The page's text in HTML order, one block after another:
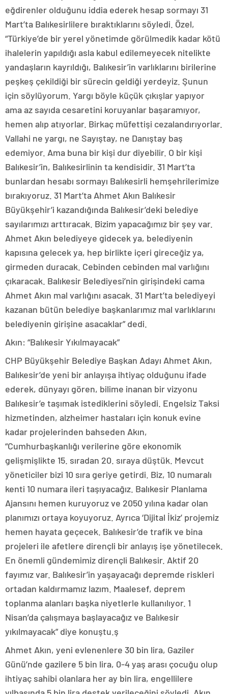
eğdirenler olduğunu iddia ederek hesap sormayı 31
Mart’ta Balıkesirlilere bıraktıklarını söyledi. Özel,
“Türkiye’de bir yerel yönetimde görülmedik kadar kötü
ihalelerin yapıldığı asla kabul edilemeyecek nitelikte
yandaşların kayrıldığı, Balıkesir’in varlıklarını birilerine
peşkeş çekildiği bir sürecin geldiği yerdeyiz. Şunun
için söylüyorum. Yargı böyle küçük çıkışlar yapıyor
ama az sayıda cesaretini koruyanlar başaramıyor,
hemen alıp atıyorlar. Birkaç müfettişi cezalandırıyorlar.
Vallahi ne yargı, ne Sayıştay, ne Danıştay baş
edemiyor. Ama buna bir kişi dur diyebilir. O bir kişi
Balıkesir’in, Balıkesirlinin ta kendisidir. 31 Mart’ta
bunlardan hesabı sormayı Balıkesirli hemşehrilerimize
bırakıyoruz. 31 Mart’ta Ahmet Akın Balıkesir
Büyükşehir’i kazandığında Balıkesir’deki belediye
sayılarımızı arttıracak. Bizim yapacağımız bir şey var.
Ahmet Akın belediyeye gidecek ya, belediyenin
kapısına gelecek ya, hep birlikte içeri gireceğiz ya,
girmeden duracak. Cebinden cebinden mal varlığını
çıkaracak. Balıkesir Belediyesi’nin girişindeki cama
Ahmet Akın mal varlığını asacak. 31 Mart’ta belediyeyi
kazanan bütün belediye başkanlarımız mal varlıklarını
belediyenin girişine asacaklar” dedi.
Akın: “Balıkesir Yıkılmayacak”
CHP Büyükşehir Belediye Başkan Adayı Ahmet Akın,
Balıkesir’de yeni bir anlayışa ihtiyaç olduğunu ifade
ederek, dünyayı gören, bilime inanan bir vizyonu
Balıkesir’e taşımak istediklerini söyledi. Engelsiz Taksi
hizmetinden, alzheimer hastaları için konuk evine
kadar projelerinden bahseden Akın,
“Cumhurbaşkanlığı verilerine göre ekonomik
gelişmişlikte 15. sıradan 20. sıraya düştük. Mevcut
yöneticiler bizi 10 sıra geriye getirdi. Biz, 10 numaralı
kenti 10 numara ileri taşıyacağız. Balıkesir Planlama
Ajansını hemen kuruyoruz ve 2050 yılına kadar olan
planımızı ortaya koyuyoruz. Ayrıca ‘Dijital İkiz’ projemiz
hemen hayata geçecek. Balıkesir’de trafik ve bina
projeleri ile afetlere dirençli bir anlayış işe yönetilecek.
En önemli gündemimiz dirençli Balıkesir. Aktif 20
fayımız var. Balıkesir’in yaşayacağı depremde riskleri
ortadan kaldırmamız lazım. Maalesef, deprem
toplanma alanları başka niyetlerle kullanılıyor. 1
Nisan’da çalışmaya başlayacağız ve Balıkesir
yıkılmayacak” diye konuştu.ş
Ahmet Akın, yeni evlenenlere 30 bin lira, Gaziler
Günü’nde gazilere 5 bin lira, 0-4 yaş arası çocuğu olup
ihtiyaç sahibi olanlara her ay bin lira, engellilere